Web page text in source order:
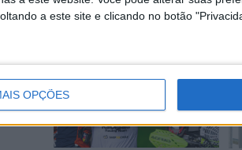
a este site e clicando no botão
OPÇÕES